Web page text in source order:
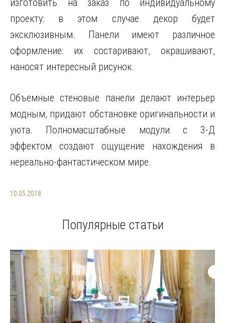
изготовить на заказ по индивидуальному
проекту: в этом случае декор будет
эксклюзивным. Панели имеют различное
оформление: их состаривают, окрашивают,
наносят интересный рисунок.
Объемные стеновые панели делают интерьер
модным, придают обстановке оригинальности и
уюта. Полномасштабные модули с 3-Д
эффектом создают ощущение нахождения в
нереально-фантастическом мире.
10.05.2018
Популярные статьи